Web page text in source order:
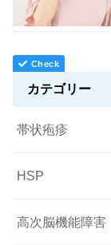
カテゴリー
帯状疱疹
HSP
高次脳機能障害